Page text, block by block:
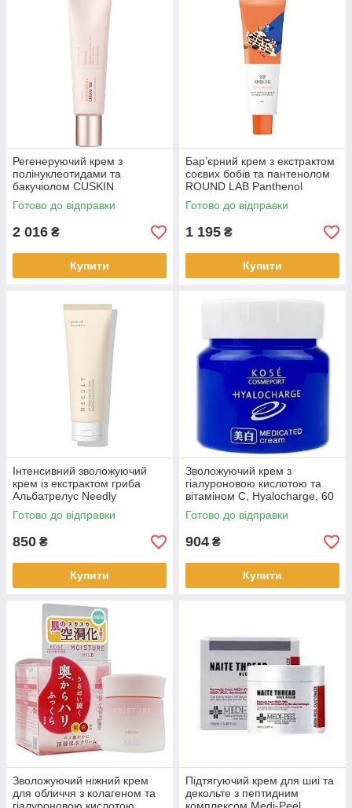
Регенеруючий крем з
полінуклеотидами та
бакучіолом CUSKIN
Dr.Solution Bakuchiol Cream,
100 мл (225092)
Готово до відправки
2 016 ₴
Купити
Бар’єрний крем з екстрактом
соєвих бобів та пантенолом
ROUND LAB Panthenol
Cream, 80 мл (907337)
Готово до відправки
1 195 ₴
Купити
Інтенсивний зволожуючий
крем із екстрактом гриба
Альбатрелус Needly
Balancing Cream, 50 мл
(421130)
Готово до відправки
850 ₴
Купити
Зволожуючий крем з
гіалуроновою кислотою та
вітаміном С, Hyalocharge, 60
г,Kose Cosmeport(319804)
Готово до відправки
904 ₴
Купити
Зволожуючий ніжний крем
для обличчя з колагеном та
Підтягуючий крем для шиі та
декольте з пептидним